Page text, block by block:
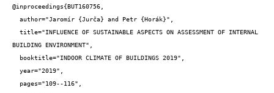
@inproceedings{BUT160756,
BUILDING ENVIRONMENT",